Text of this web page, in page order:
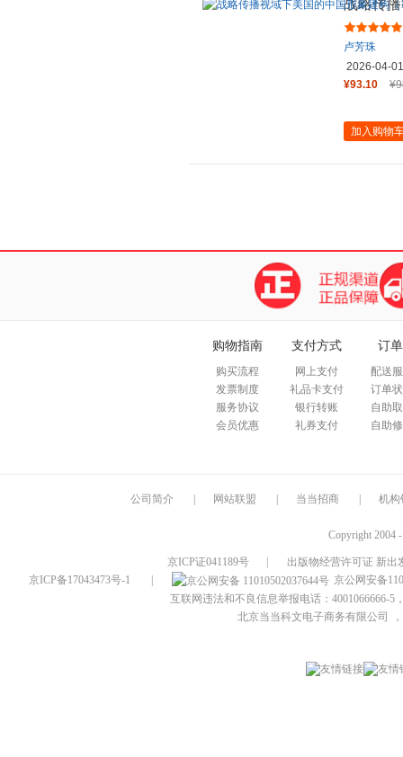
战略传
（1972-
卢芳珠
2026-04-01
¥93.10
加入购物
购物指南
购买流程
发票制度
服务协议
会员优惠
支付方式
网上支付
礼品卡支付
银行转账
礼券支付
订
配送
订单
自助
自助
公司简介 网站联盟 当当招商 机构
Copyright 2004
京ICP证041189号
出版物经营许可证 新出
京ICP备17043473号-1
京公网安备
互联网违法和不良信息举报电话：4001066666-5
北京当当科文电子商务有限公司